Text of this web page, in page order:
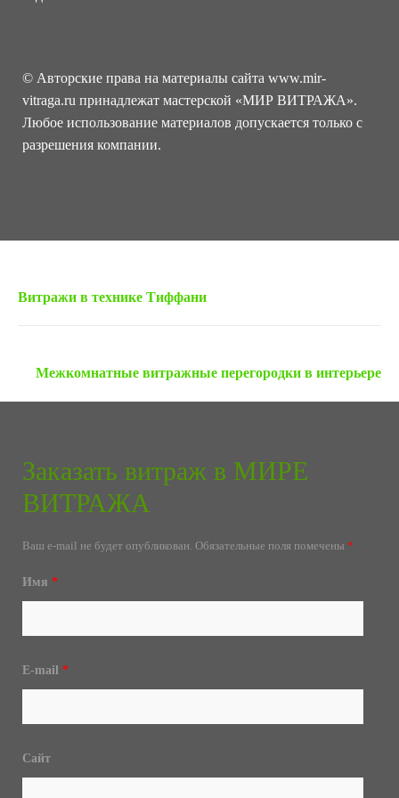
© Авторские права на материалы сайта www.mir-
vitraga.ru принадлежат мастерской «МИР ВИТРАЖА».
Любое использование материалов допускается только с
разрешения компании.
Витражи в технике Тиффани
Межкомнатные витражные перегородки в интерьере
Заказать витраж в МИРЕ
ВИТРАЖА
Ваш e-mail не будет опубликован. Обязательные поля помечены *
Имя *
E-mail *
Сайт